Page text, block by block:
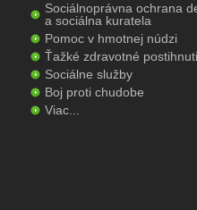
Sociálnoprávna ochrana
a sociálna kuratela
Pomoc v hmotnej núdzi
Ťažké zdravotné
Sociálne služby
Boj proti chudobe
Viac...